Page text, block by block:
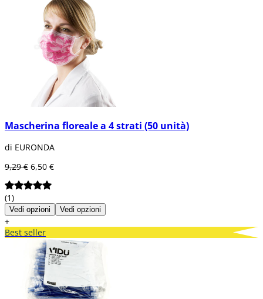
Mascherina floreale a 4 strati (50 unità)
di EURONDA
9,29 € 6,50 €
(1)
Vedi opzioni Vedi opzioni
+
Best seller